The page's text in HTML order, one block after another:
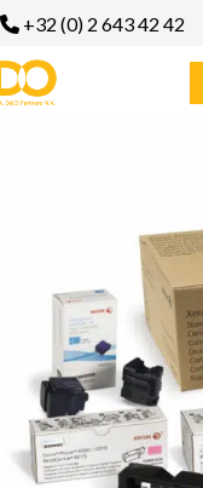
+32 (0) 2 643 42 42